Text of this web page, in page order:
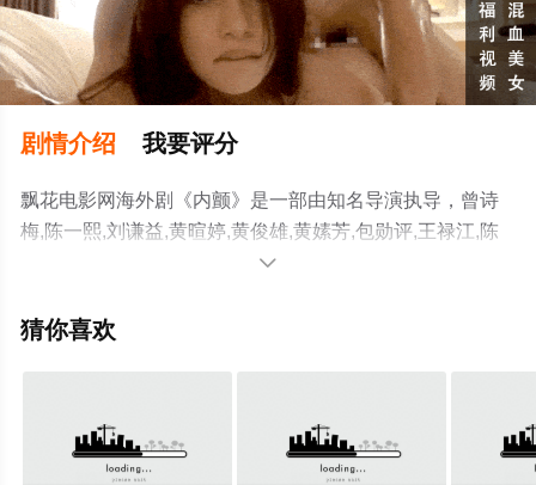
剧情介绍 我要评分
飘花电影网海外剧《内颤》是一部由知名导演执导，曾诗
梅,陈一熙,刘谦益,黄暄婷,黄俊雄,黄嫊芳,包勋评,王禄江,陈
美心等演员精彩演绎的新加坡电视剧，手机免费观看高清
免费观看，更多剧情信息可移步至豆瓣电视剧、电视猫或

猜你喜欢